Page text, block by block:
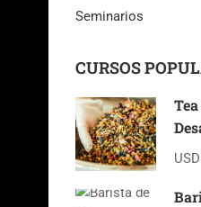
Seminarios
CURSOS